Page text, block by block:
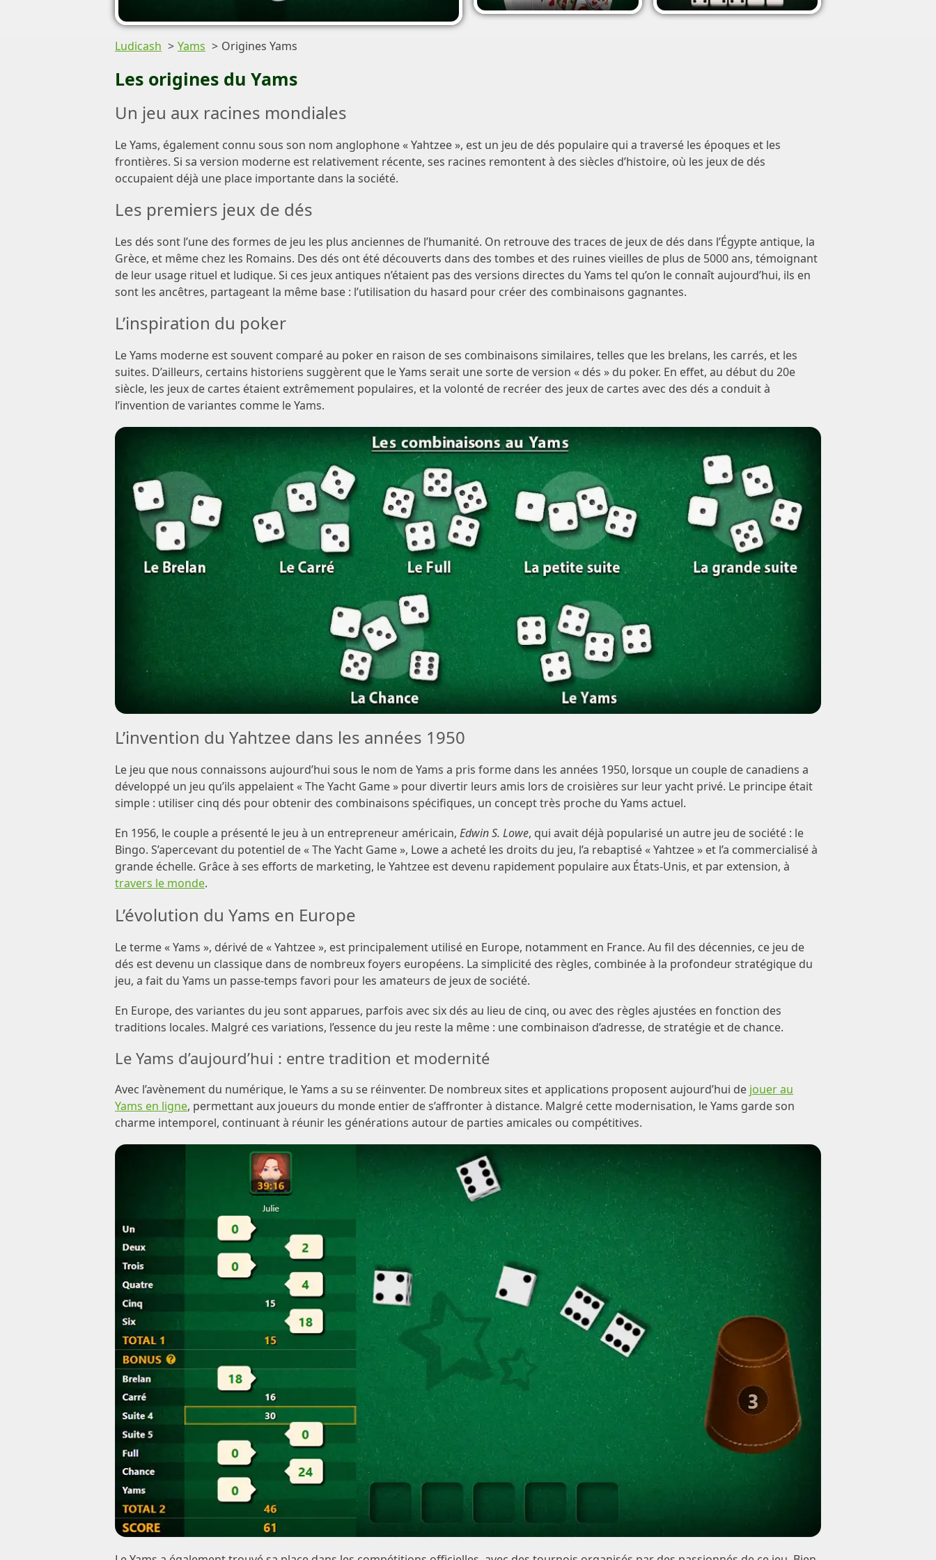
Ludicash Yams Origines Yams
Les origines du Yams
Un jeu aux racines mondiales
Le Yams, également connu sous son nom anglophone « Yahtzee », est un jeu de dés populaire qui a traversé les époques et les
frontières. Si sa version moderne est relativement récente, ses racines remontent à des siècles d’histoire, où les jeux de dés
occupaient déjà une place importante dans la société.
Les premiers jeux de dés
Les dés sont l’une des formes de jeu les plus anciennes de l’humanité. On retrouve des traces de jeux de dés dans l’Égypte antique, la
Grèce, et même chez les Romains. Des dés ont été découverts dans des tombes et des ruines vieilles de plus de 5000 ans, témoignant
de leur usage rituel et ludique. Si ces jeux antiques n’étaient pas des versions directes du Yams tel qu’on le connaît aujourd’hui, ils en
sont les ancêtres, partageant la même base : l’utilisation du hasard pour créer des combinaisons gagnantes.
L’inspiration du poker
Le Yams moderne est souvent comparé au poker en raison de ses combinaisons similaires, telles que les brelans, les carrés, et les
suites. D’ailleurs, certains historiens suggèrent que le Yams serait une sorte de version « dés » du poker. En effet, au début du 20e
siècle, les jeux de cartes étaient extrêmement populaires, et la volonté de recréer des jeux de cartes avec des dés a conduit à
l’invention de variantes comme le Yams.
L’invention du Yahtzee dans les années 1950
Le jeu que nous connaissons aujourd’hui sous le nom de Yams a pris forme dans les années 1950, lorsque un couple de canadiens a
développé un jeu qu’ils appelaient « The Yacht Game » pour divertir leurs amis lors de croisières sur leur yacht privé. Le principe était
simple : utiliser cinq dés pour obtenir des combinaisons spécifiques, un concept très proche du Yams actuel.
En 1956, le couple a présenté le jeu à un entrepreneur américain, Edwin S. Lowe, qui avait déjà popularisé un autre jeu de société : le
Bingo. S’apercevant du potentiel de « The Yacht Game », Lowe a acheté les droits du jeu, l’a rebaptisé « Yahtzee » et l’a commercialisé à
grande échelle. Grâce à ses efforts de marketing, le Yahtzee est devenu rapidement populaire aux États-Unis, et par extension, à
travers le monde.
L’évolution du Yams en Europe
Le terme « Yams », dérivé de « Yahtzee », est principalement utilisé en Europe, notamment en France. Au fil des décennies, ce jeu de
dés est devenu un classique dans de nombreux foyers européens. La simplicité des règles, combinée à la profondeur stratégique du
jeu, a fait du Yams un passe-temps favori pour les amateurs de jeux de société.
En Europe, des variantes du jeu sont apparues, parfois avec six dés au lieu de cinq, ou avec des règles ajustées en fonction des
traditions locales. Malgré ces variations, l’essence du jeu reste la même : une combinaison d’adresse, de stratégie et de chance.
Le Yams d’aujourd’hui : entre tradition et modernité
Avec l’avènement du numérique, le Yams a su se réinventer. De nombreux sites et applications proposent aujourd’hui de jouer au
Yams en ligne, permettant aux joueurs du monde entier de s’affronter à distance. Malgré cette modernisation, le Yams garde son
charme intemporel, continuant à réunir les générations autour de parties amicales ou compétitives.